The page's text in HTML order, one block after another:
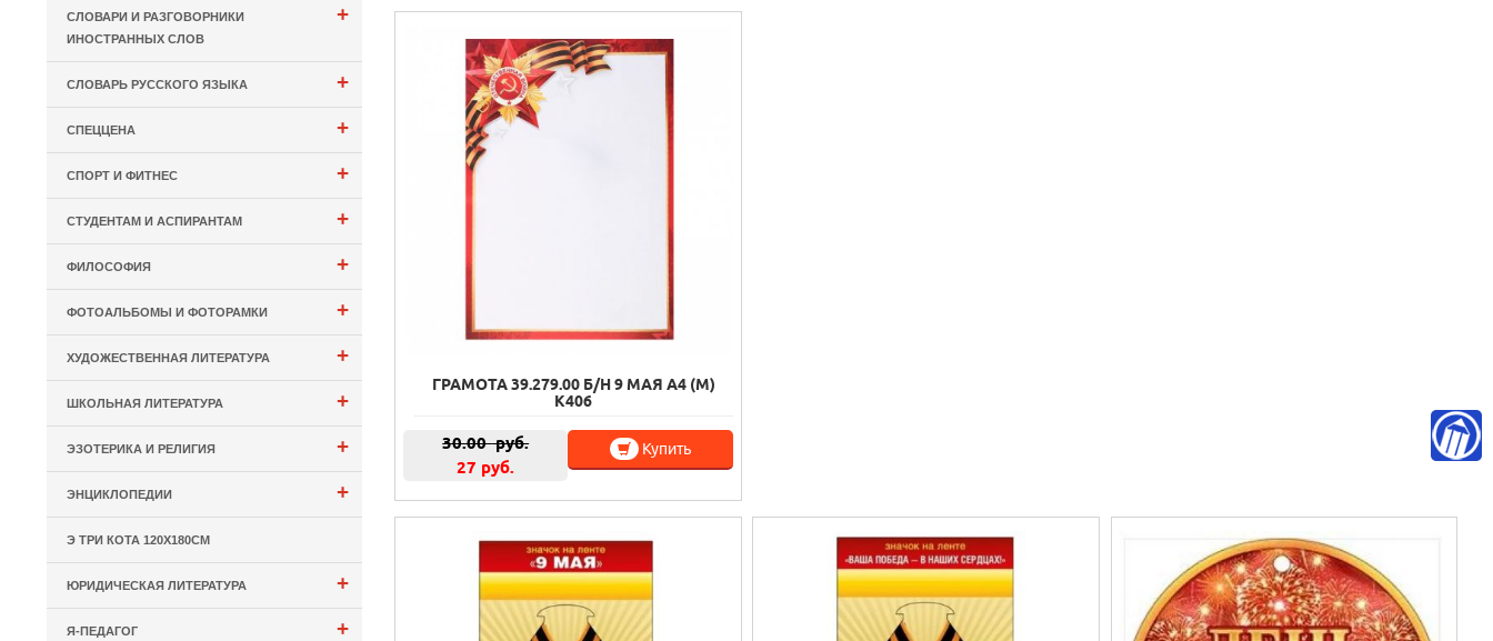
ГРАМОТА 39.279.00 Б/Н 9 МАЯ А4 (М)
К406
30.00руб.
27 руб.
Купить
+
СЛОВАРИ И РАЗГОВОРНИКИ
ИНОСТРАННЫХ СЛОВ
+
СЛОВАРЬ РУССКОГО ЯЗЫКА
+
СПЕЦЦЕНА
+
СПОРТ И ФИТНЕС
+
СТУДЕНТАМ И АСПИРАНТАМ
+
ФИЛОСОФИЯ
+
ФОТОАЛЬБОМЫ И ФОТОРАМКИ
+
ХУДОЖЕСТВЕННАЯ ЛИТЕРАТУРА
+
ШКОЛЬНАЯ ЛИТЕРАТУРА
+
ЭЗОТЕРИКА И РЕЛИГИЯ
+
ЭНЦИКЛОПЕДИИ
Э ТРИ КОТА 120Х180СМ
+
ЮРИДИЧЕСКАЯ ЛИТЕРАТУРА
+
Я-ПЕДАГОГ